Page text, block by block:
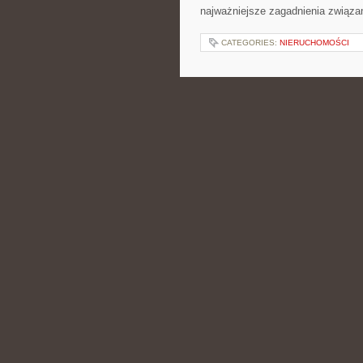
najważniejsze zagadnienia
CATEGORIES: NIERUCHOMOŚCI